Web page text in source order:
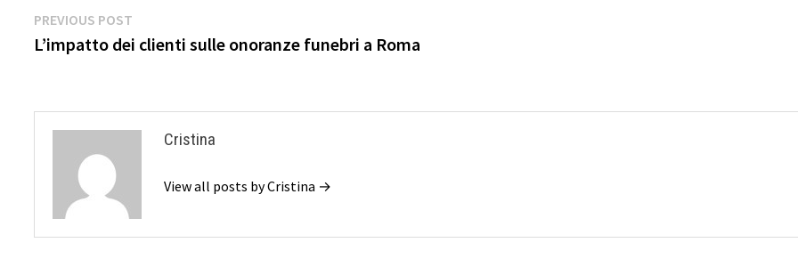
Navigazione
articoli
PREVIOUS POST
post:
L’impatto dei clienti sulle onoranze funebri a Roma
Cristina
View all posts by Cristina →